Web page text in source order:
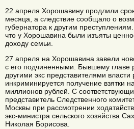
22 апреля Хорошавину продлили
месяца, а следствие сообщало о
губернатора к другим
что у Хорошавина были изъяты
доходу семьи.
27 апреля на Хорошавина завели
с его подчиненными. Бывшему главе
другими экс представителями власти
инкриминируется получение взятки
миллионов рублей. С
представитель Следственного
Москвы при рассмотрении
экс-министра сельского хозяйства
Николая Борисова.